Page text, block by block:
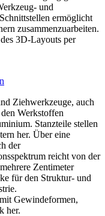
und
ermöglicht
zusammenzuarbeiten.
3D-Layouts per
Ziehwerkzeuge, auch
Werkstoffen
Stanzteile stellen
her. Über eine
der
reicht von der
Zentimeter
für den Struktur- und
Gewindeformen,
her.